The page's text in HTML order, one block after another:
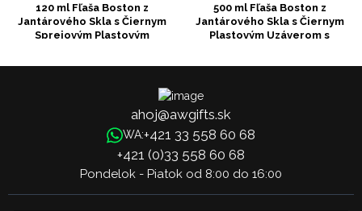
120 ml Fľaša Boston z
Jantárového Skla s Čiernym
Sprejovým Plastovým
500 ml Fľaša Boston z
Jantárového Skla s Čiernym
Plastovým Uzáverom s
ahoj@awgifts.sk
WA:+421 33 558 60 68
+421 (0)33 558 60 68
Pondelok - Piatok od 8:00 do 16:00